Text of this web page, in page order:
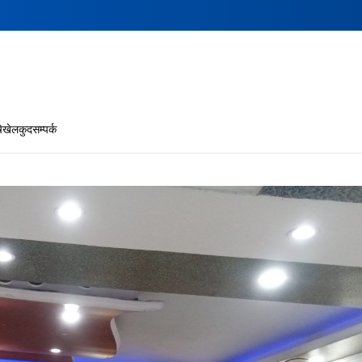
खेलकुदसम्पर्क